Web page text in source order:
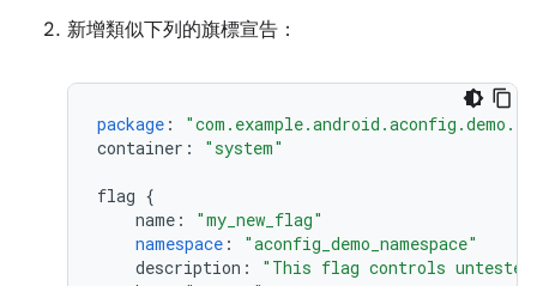
新增類似下列的旗標宣告：
package :
container : "system"
flag {
name :
"my_new_flag"
namespace :
"aconfig_demo_namespace"
description :
"This flag controls untested